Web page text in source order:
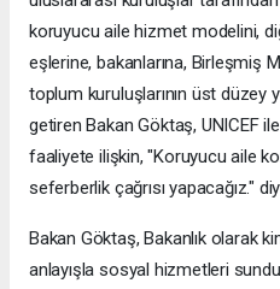
koruyucu aile hizmet modelini,
eşlerine, bakanlarına, Birleşmiş
toplum kuruluşlarının üst düzey
getiren Bakan Göktaş, UNICEF
faaliyete ilişkin, "Koruyucu aile
seferberlik çağrısı yapacağız."
Bakan Göktaş, Bakanlık olarak
anlayışla sosyal hizmetleri